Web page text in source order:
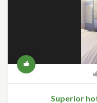
Superior